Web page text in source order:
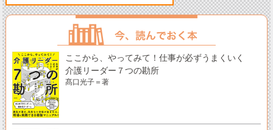
ここから、やってみて！仕事が必ずうまくいく
介護リーダー７つの勘所
髙口光子＝著